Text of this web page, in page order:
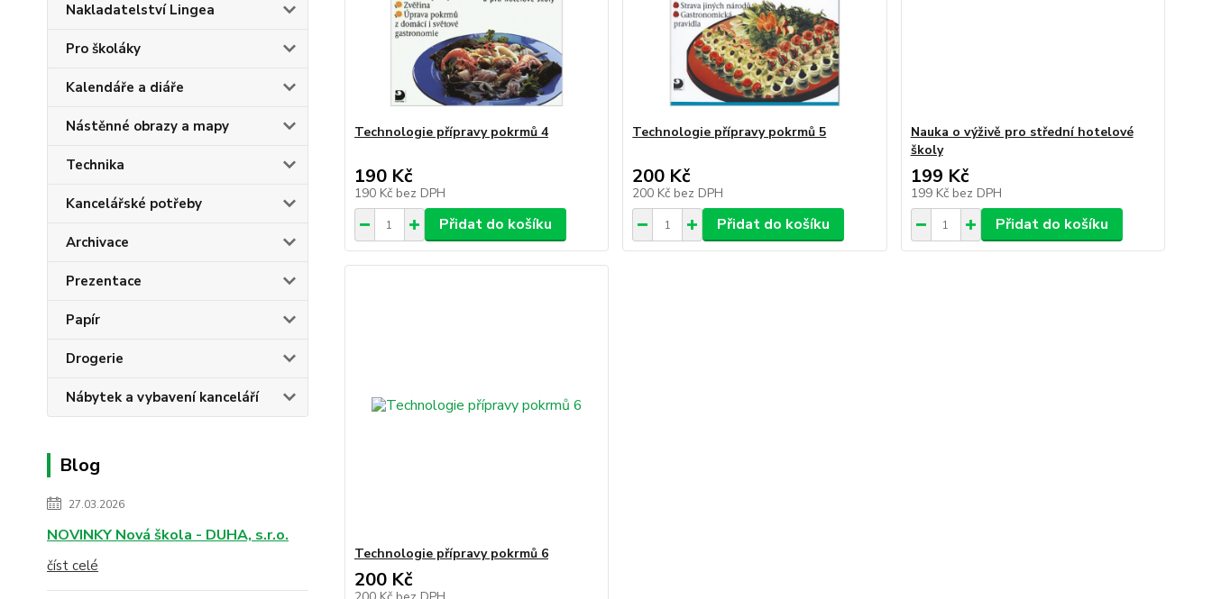
Nakladatelství Lingea
Pro školáky
Kalendáře a diáře
Nástěnné obrazy a mapy
Technika
Kancelářské potřeby
Archivace
Prezentace
Papír
Drogerie
Nábytek a vybavení kanceláří
Blog
27.03.2026
NOVINKY Nová škola - DUHA, s.r.o.
číst celé
Technologie přípravy pokrmů 4
190 Kč
190 Kč bez DPH
Přidat do košíku
Technologie přípravy pokrmů 5
200 Kč
200 Kč bez DPH
Přidat do košíku
Nauka o výživě pro střední hotelové
školy
199 Kč
199 Kč bez DPH
Přidat do košíku
Technologie přípravy pokrmů 6
200 Kč